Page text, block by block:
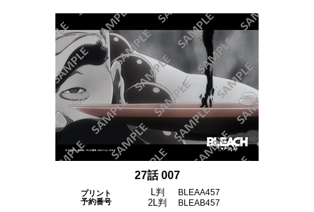
27話 007
プリント
予約番号
L判 BLEAA457
2L判 BLEAB457